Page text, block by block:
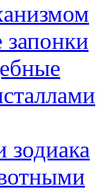
запонки
зодиака